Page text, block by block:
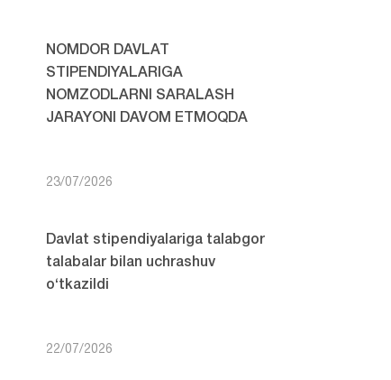
NOMDOR DAVLAT
STIPENDIYALARIGA
NOMZODLARNI SARALASH
JARAYONI DAVOM ETMOQDA
23/07/2026
Davlat stipendiyalariga talabgor
talabalar bilan uchrashuv
o‘tkazildi
22/07/2026